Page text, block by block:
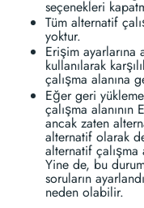
seçenekleri
Tüm alternatif
yoktur.
Erişim
kullanılarak
çalışma alanına
Eğer geri
çalışma
ancak zaten
alternatif olarak
alternatif
Yine de, bu
soruların
neden olabilir.